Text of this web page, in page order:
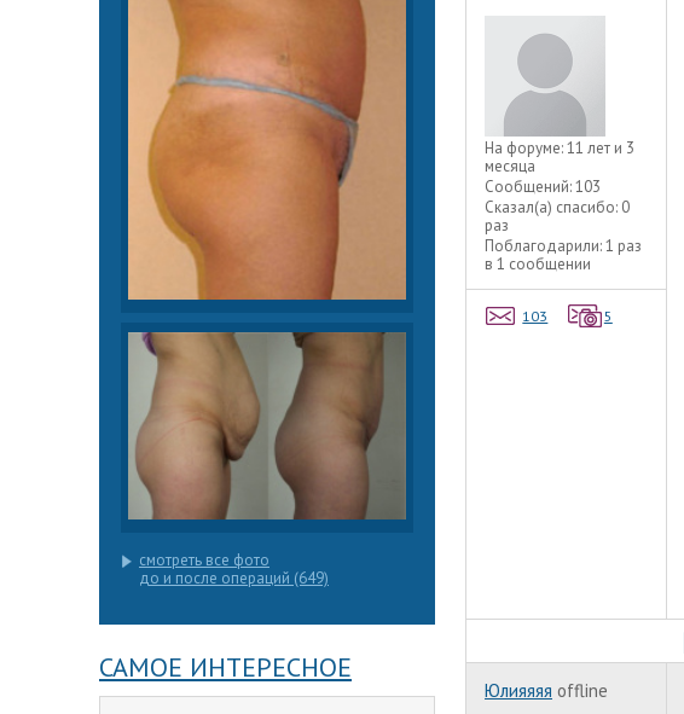
смотреть все фото
до и после операций (649)
САМОЕ ИНТЕРЕСНОЕ
На форуме:11 лет и 3
месяца
Сообщений:103
Сказал(а) спасибо: 0
раз
Поблагодарили:1 раз
в 1 сообщении
103 5
Юлияяяя offline